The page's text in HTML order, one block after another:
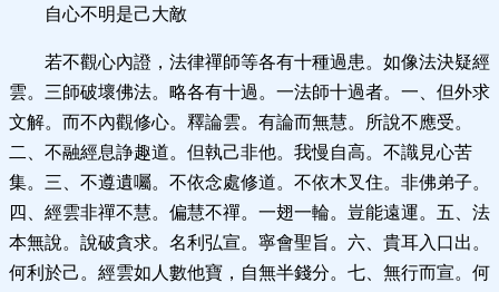
自心不明是己大敵
若不觀心內證，法律禪師等各有十種過患。如像法決疑經
雲。三師破壞佛法。略各有十過。一法師十過者。一、但外求
文解。而不內觀修心。釋論雲。有論而無慧。所說不應受。
二、不融經息諍趣道。但執己非他。我慢自高。不識見心苦
集。三、不遵遺囑。不依念處修道。不依木叉住。非佛弟子。
四、經雲非禪不慧。偏慧不禪。一翅一輪。豈能遠運。五、法
本無說。說破貪求。名利弘宣。寧會聖旨。六、貴耳入口出。
何利於己。經雲如人數他寶，自無半錢分。七、無行而宣。何